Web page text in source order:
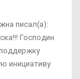
писал(а):
Господин
инициативу